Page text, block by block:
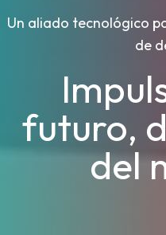
Un aliado tecnológico
de
futuro,
del